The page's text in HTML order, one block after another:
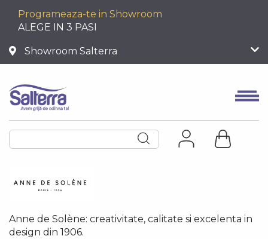
Programeaza-te in Showroom
ALEGE IN 3 PASI
Showroom Salterra
Anne de Solène: creativitate, calitate si excelenta in
design din 1906.